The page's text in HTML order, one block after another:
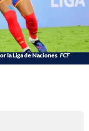
la Liga de Naciones FCF